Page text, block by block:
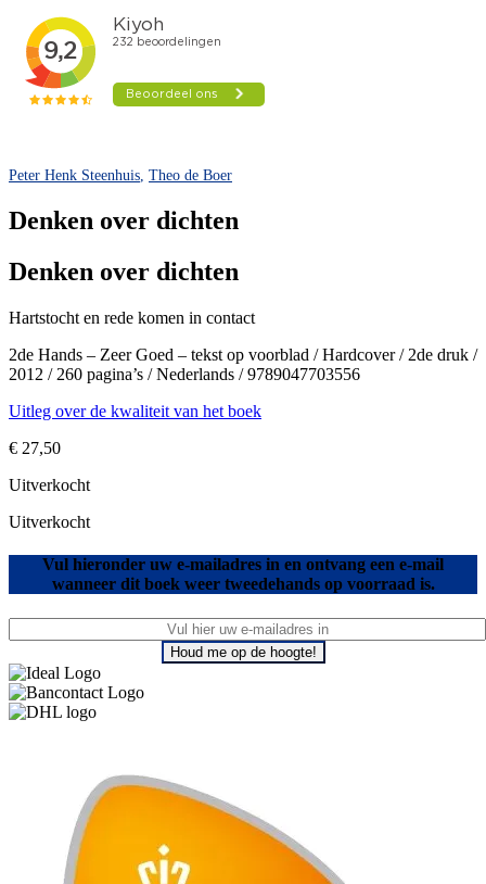
Peter Henk Steenhuis, Theo de Boer
Denken over dichten
Denken over dichten
Hartstocht en rede komen in contact
2de Hands – Zeer Goed – tekst op voorblad / Hardcover / 2de druk /
2012 / 260 pagina’s / Nederlands / 9789047703556
Uitleg over de kwaliteit van het boek
€ 27,50
Uitverkocht
Uitverkocht
Vul hieronder uw e-mailadres in en ontvang een e-mail
wanneer dit boek weer tweedehands op voorraad is.
Houd me op de hoogte!